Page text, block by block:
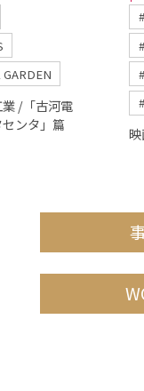
/「古河電
ンタ」篇
映